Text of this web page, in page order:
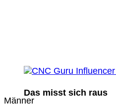
Das misst sich raus
Männer